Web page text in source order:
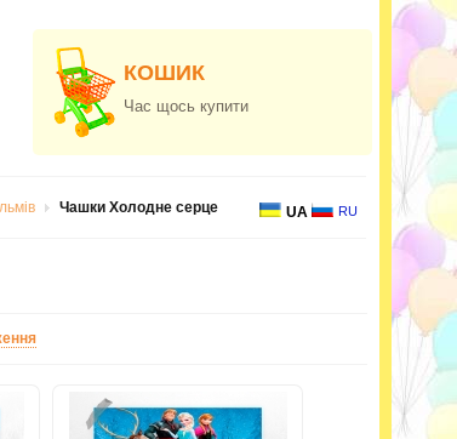
КОШИК
Час щось купити
Чашки Холодне серце UA RU